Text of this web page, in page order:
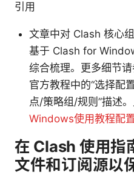
引用
文章中对 Clash 核心
基于 Clash for
综合梳理。更多细节
官方教程中的“选择配
点/策略组/规则”描述
Windows使用教程配
在 Clash 使用指
文件和订阅源以